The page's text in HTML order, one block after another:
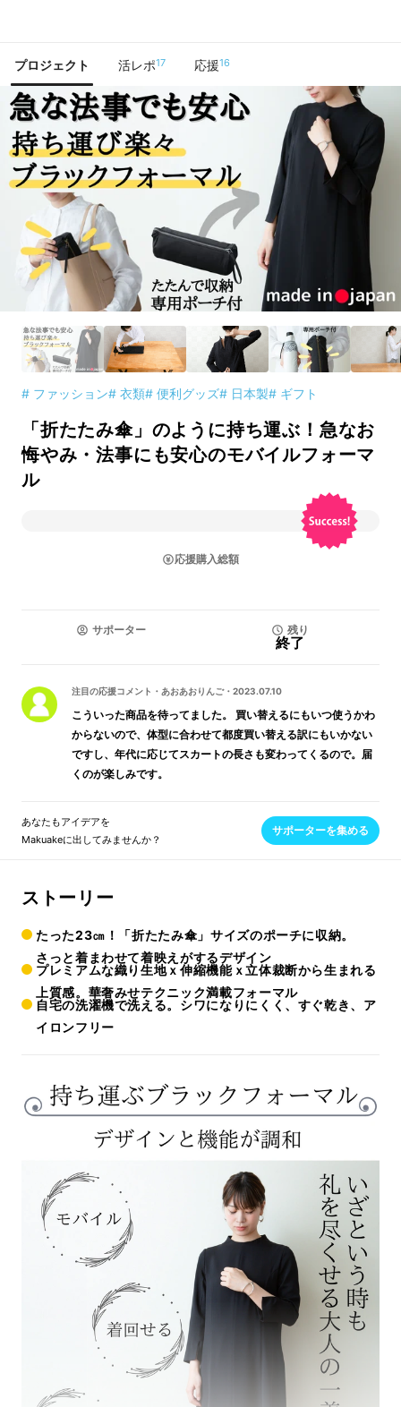
プロジェクト 活レポ17 応援16
# ファッション# 衣類# 便利グッズ# 日本製# ギフト
「折たたみ傘」のように持ち運ぶ！急なお
悔やみ・法事にも安心のモバイルフォーマ
ル
応援購入総額
サポーター 残り
終了
注目の応援コメント ・ あおあおりんご・ 2023.07.10
こういった商品を待ってました。 買い替えるにもいつ使うかわ
からないので、体型に合わせて都度買い替える訳にもいかない
ですし、年代に応じてスカートの長さも変わってくるので。届
くのが楽しみです。
あなたもアイデアを
Makuakeに出してみませんか？
サポーターを集める
ストーリー
たった23㎝！「折たたみ傘」サイズのポーチに収納。
さっと着まわせて着映えがするデザイン
プレミアムな織り生地ｘ伸縮機能ｘ立体裁断から生まれる
上質感。華奢みせテクニック満載フォーマル
自宅の洗濯機で洗える。シワになりにくく、すぐ乾き、ア
イロンフリー